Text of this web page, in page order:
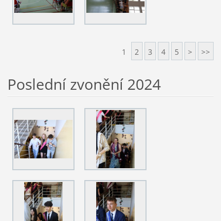
1 2 3 4 5 > >>
Poslední zvonění 2024